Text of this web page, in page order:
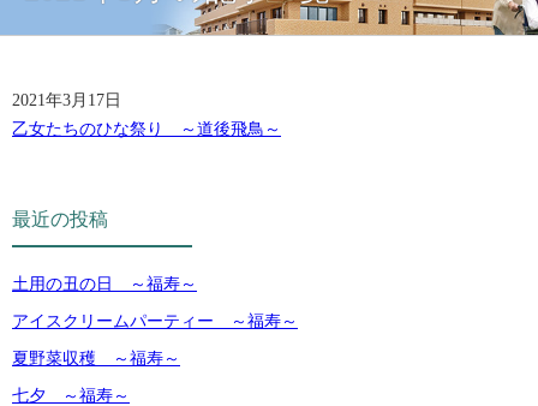
2021年3月17日
乙女たちのひな祭り ～道後飛鳥～
最近の投稿
土用の丑の日 ～福寿～
アイスクリームパーティー ～福寿～
夏野菜収穫 ～福寿～
七夕 ～福寿～